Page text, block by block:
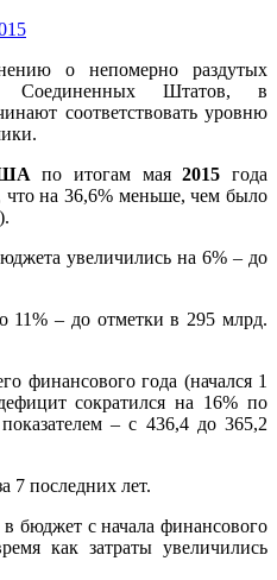
о непомерно раздутых
Соединенных Штатов, в
соответствовать уровню
по итогам мая2015 года
что на 36,6% меньше, чем было
увеличились на 6% – до
11% – до отметки в 295 млрд.
финансового года (начался 1
сократился на 16% по
– с 436,4 до 365,2
7 последних лет.
бюджет с начала финансового
как затраты увеличились